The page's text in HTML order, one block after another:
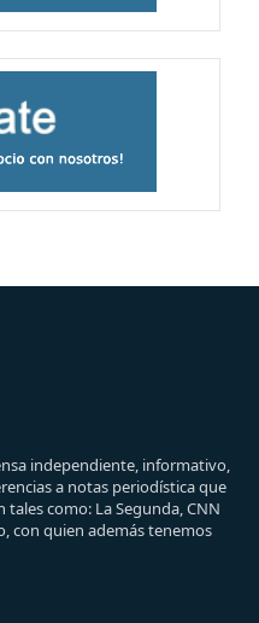
independiente, informativo,
a notas periodística que
como: La Segunda, CNN
con quien además tenemos